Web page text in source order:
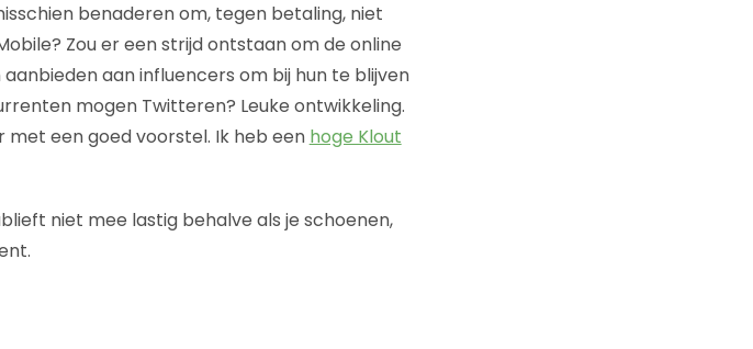
benaderen om, tegen betaling, niet
Zou er een strijd ontstaan om de online
aan influencers om bij hun te blijven
mogen Twitteren? Leuke ontwikkeling.
met een goed voorstel. Ik heb een hoge Klout
niet mee lastig behalve als je schoenen,